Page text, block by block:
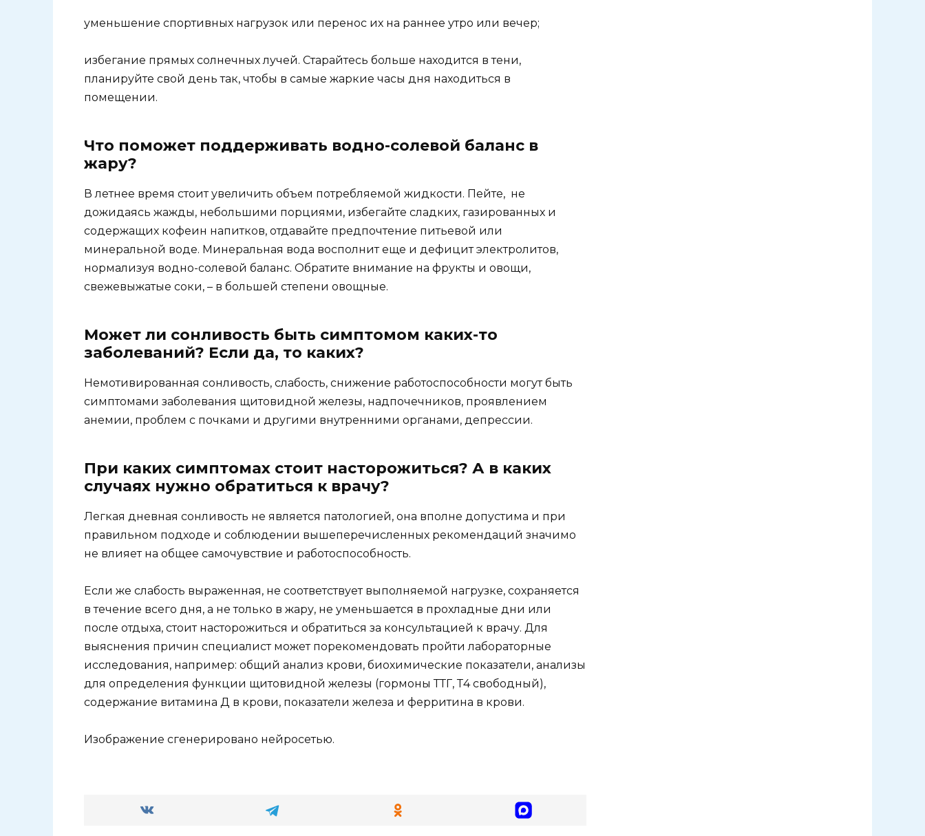
уменьшение спортивных нагрузок или перенос их на раннее утро или вечер;
избегание прямых солнечных лучей. Старайтесь больше находится в тени,
планируйте свой день так, чтобы в самые жаркие часы дня находиться в
помещении.
Что поможет поддерживать водно-солевой баланс в
жару?
В летнее время стоит увеличить объем потребляемой жидкости. Пейте, не
дожидаясь жажды, небольшими порциями, избегайте сладких, газированных и
содержащих кофеин напитков, отдавайте предпочтение питьевой или
минеральной воде. Минеральная вода восполнит еще и дефицит электролитов,
нормализуя водно-солевой баланс. Обратите внимание на фрукты и овощи,
свежевыжатые соки, – в большей степени овощные.
Может ли сонливость быть симптомом каких-то
заболеваний? Если да, то каких?
Немотивированная сонливость, слабость, снижение работоспособности могут быть
симптомами заболевания щитовидной железы, надпочечников, проявлением
анемии, проблем с почками и другими внутренними органами, депрессии.
При каких симптомах стоит насторожиться? А в каких
случаях нужно обратиться к врачу?
Легкая дневная сонливость не является патологией, она вполне допустима и при
правильном подходе и соблюдении вышеперечисленных рекомендаций значимо
не влияет на общее самочувствие и работоспособность.
Если же слабость выраженная, не соответствует выполняемой нагрузке, сохраняется
в течение всего дня, а не только в жару, не уменьшается в прохладные дни или
после отдыха, стоит насторожиться и обратиться за консультацией к врачу. Для
выяснения причин специалист может порекомендовать пройти лабораторные
исследования, например: общий анализ крови, биохимические показатели, анализы
для определения функции щитовидной железы (гормоны ТТГ, Т4 свободный),
содержание витамина Д в крови, показатели железа и ферритина в крови.
Изображение сгенерировано нейросетью.